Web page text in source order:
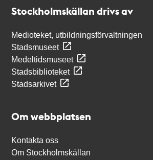
Stockholmskällan drivs av
Medioteket, utbildningsförvaltningen
Stadsmuseet
Medeltidsmuseet
Stadsbiblioteket
Stadsarkivet
Om webbplatsen
Kontakta oss
Om Stockholmskällan